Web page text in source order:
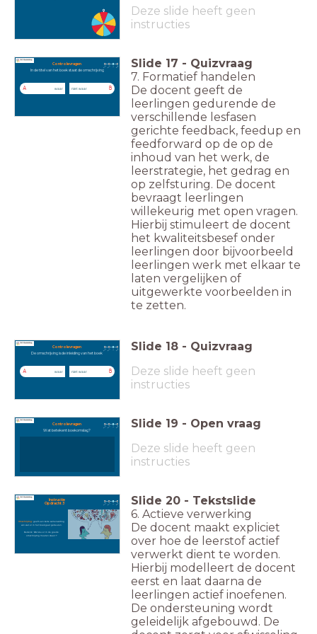
Deze slide heeft geen
instructies
In de titel van het boek staat de omschrijving
Controlevragen
A waar B
niet waar
Slide 17 - Quizvraag
7. Formatief handelen
De docent geeft de
leerlingen gedurende de
verschillende lesfasen
gerichte feedback, feedup en
feedforward op de op de
inhoud van het werk, de
leerstrategie, het gedrag en
op zelfsturing. De docent
bevraagt leerlingen
willekeurig met open vragen.
Hierbij stimuleert de docent
het kwaliteitsbesef onder
leerlingen door bijvoorbeeld
leerlingen werk met elkaar te
laten vergelijken of
uitgewerkte voorbeelden in
te zetten.
De omschrijving is de inleiding van het boek
Controlevragen
A waar B
niet waar
Slide 18 - Quizvraag
Deze slide heeft geen
instructies
Wat betekent boekomslag?
Controlevragen Slide 19 - Open vraag
Deze slide heeft geen
instructies
Instructie
Opdracht 3
Omschrijving:geeft een korte samenvatting
van wat er in het boek gaat gebeuren.
Bedenk: 'Wat zou er in de goede
omschrijving moeten staan'?
Slide 20 - Tekstslide
6. Actieve verwerking
De docent maakt expliciet
over hoe de leerstof actief
verwerkt dient te worden.
Hierbij modelleert de docent
eerst en laat daarna de
leerlingen actief inoefenen.
De ondersteuning wordt
geleidelijk afgebouwd. De